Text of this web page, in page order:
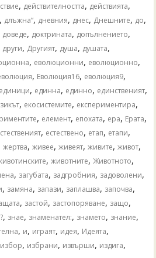
, действителността, действията,
, длъжна“, дневния, днес, Днешните, до,
доведе, доктрината, допълнението,
други, Другият, душа, душата,
, еволюционни, еволюционно,
, Еволюция16, еволюция9,
единици, единна, единно, единственият,
, екосистемите, експериментира,
, елемент, епохата, ера, Ерата,
, естествено, етап, етапи,
жертва,живее,живеят,живите,живот,
,животните, Животното,
, загубата, задгробния, задоволени,
, замяна, запази, заплашва, започва,
, застой, застопоряване, защо,
, знае, знаменател:, знамето, знание,
, и, играят, идея, Идеята,
избор, избрани, извърши, издига,